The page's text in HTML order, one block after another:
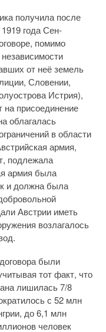
получила после
года Сен-
помимо
от неё земель
Словении,
Истрия),
на присоединение
облагалась
в области
армия,
подлежала
армия была
и должна была
Австрии иметь
возлагалось
были
тот факт, что
лишилась 7/8
с 52 млн
до 6,1 млн
человек